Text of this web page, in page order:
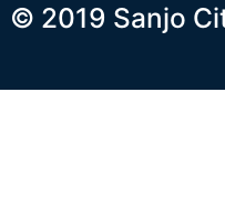
© 2019 Sanjo